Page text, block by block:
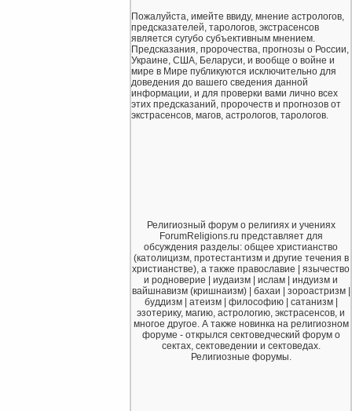
Пожалуйста, имейте ввиду, мнение астрологов,
предсказателей, тарологов, экстрасенсов
является сугубо субъективным мнением.
Предсказания, пророчества, прогнозы о России,
Украине, США, Беларуси, и вообще о войне и
мире в Мире публикуются исключительно для
доведения до вашего сведения данной
информации, и для проверки вами лично всех
этих предсказаний, пророчеств и прогнозов от
экстрасенсов, магов, астрологов, тарологов.
Религиозный форум о религиях и учениях
ForumReligions.ru представляет для
обсуждения разделы: общее христианство
(католицизм, протестантизм и другие течения в
христианстве), а также православие | язычество
и родноверие | иудаизм | ислам | индуизм и
вайшнавизм (кришнаизм) | бахаи | зороастризм |
буддизм | атеизм | философию | сатанизм |
эзотерику, магию, астрологию, экстрасенсов, и
многое другое. А также новинка на религиозном
форуме - открылся сектоведческий форум о
сектах, сектоведении и сектоведах.
Религиозные форумы.